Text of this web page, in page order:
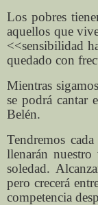
Los pobres
aquellos que
<<sensibilidad
quedado con
Mientras
se podrá cantar
Belén.
Tendremos
llenarán
soledad.
pero crecerá
competencia